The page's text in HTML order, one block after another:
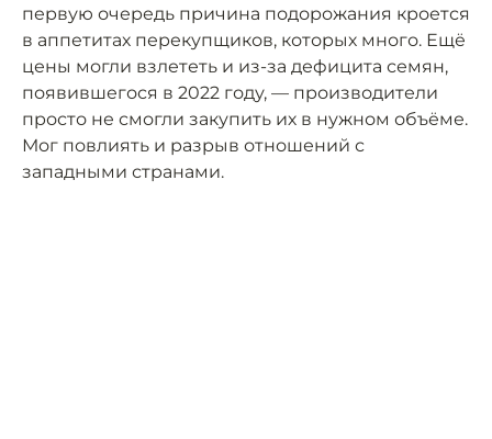
первую очередь причина подорожания кроется
в аппетитах перекупщиков, которых много. Ещё
цены могли взлететь и из-за дефицита семян,
появившегося в 2022 году, — производители
просто не смогли закупить их в нужном объёме.
Мог повлиять и разрыв отношений с
западными странами.